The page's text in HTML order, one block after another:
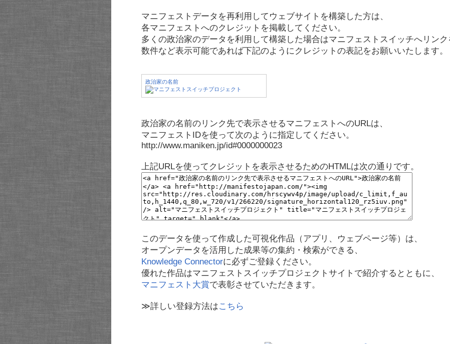
マニフェストデータを再利用してウェブサイトを構築した方は、
各マニフェストへのクレジットを掲載してください。
多くの政治家のデータを利用して構築した場合はマニフェストスイッチへリンク
数件など表示可能であれば下記のようにクレジットの表記をお願いいたします。
政治家の名前
政治家の名前のリンク先で表示させるマニフェストへのURLは、
マニフェストIDを使って次のように指定してください。
http://www.maniken.jp/id#0000000023
上記URLを使ってクレジットを表示させるためのHTMLは次の通りです。
このデータを使って作成した可視化作品（アプリ、ウェブページ等）は、
オープンデータを活用した成果等の集約・検索ができる、
Knowledge Connectorに必ずご登録ください。
優れた作品はマニフェストスイッチプロジェクトサイトで紹介するとともに、
マニフェスト大賞で表彰させていただきます。
≫詳しい登録方法はこちら